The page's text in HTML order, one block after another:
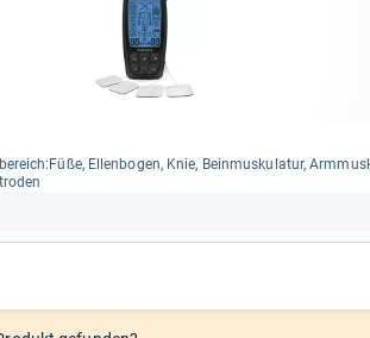
Ellen­bo­gen, Knie, Bein­mus­ku­la­tur,